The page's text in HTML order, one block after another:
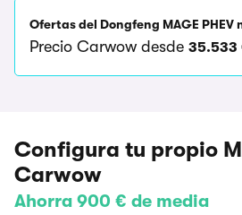
Ofertas del Dongfeng MAGE PHEV
Precio Carwow desde 35.533
Configura tu propio
Carwow
Ahorra 900 € de media